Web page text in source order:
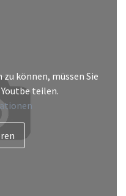
zu können, müssen Sie
teilen.